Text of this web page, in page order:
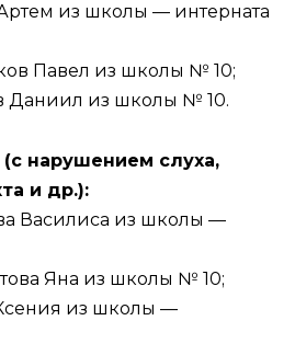
из школы — интерната
Павел из школы № 10;
Даниил из школы № 10.
нарушением слуха,
и др.):
Василиса из школы —
Яна из школы № 10;
из школы —